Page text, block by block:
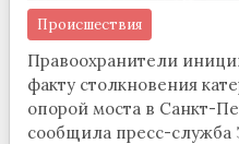
Происшествия
Правоохранители
факту столкновения
опорой моста в Санкт-
сообщила пресс-служба